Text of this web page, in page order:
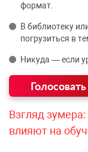
формат.
В библиотеку
погрузиться в
Никуда — если
Взгляд
влияют на